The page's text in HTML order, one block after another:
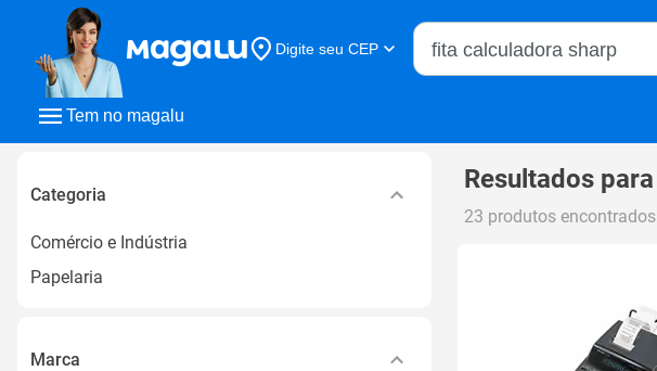
Tem no magalu
Digite seu CEP
Buscar no Magalu
Categoria
Comércio e Indústria
Papelaria
Marca
Resultados para
23 produtos encontrados